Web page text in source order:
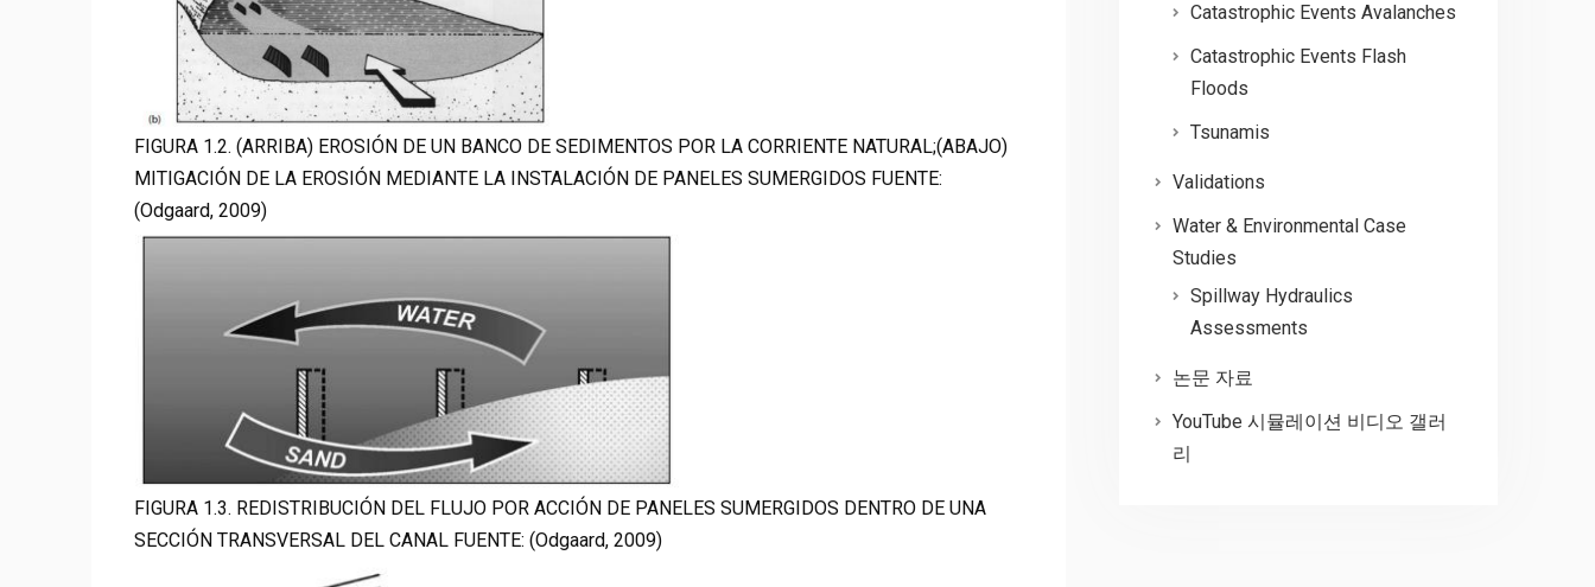
FIGURA 1.2. (ARRIBA) EROSIÓN DE UN BANCO DE SEDIMENTOS POR LA CORRIENTE NATURAL;(ABAJO)
MITIGACIÓN DE LA EROSIÓN MEDIANTE LA INSTALACIÓN DE PANELES SUMERGIDOS FUENTE:
(Odgaard, 2009)
FIGURA 1.3. REDISTRIBUCIÓN DEL FLUJO POR ACCIÓN DE PANELES SUMERGIDOS DENTRO DE UNA
SECCIÓN TRANSVERSAL DEL CANAL FUENTE: (Odgaard, 2009)
Catastrophic Events Avalanches
Catastrophic Events Flash
Floods
Tsunamis
Validations
Water & Environmental Case
Studies
Spillway Hydraulics
Assessments
논문 자료
YouTube 시뮬레이션 비디오 갤러
리